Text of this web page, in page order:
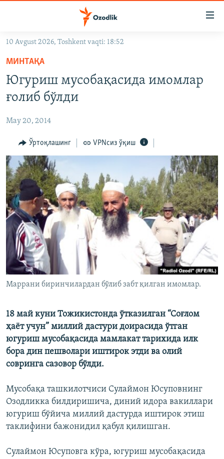
Асосий
навигацияга
ўтинг
Қидиришга
OZODARXIV
На русском
ИЖТИМОИЙ ТАРМОҚЛАР
Озодлик бошқа тилларда
10 Avgust 2026, Toshkent vaqti: 18:52
МИНТАҚА
Югуриш мусобақасида имомлар
ғолиб бўлди
May 20, 2014
Ўртоқлашинг VPNсиз ўқиш
Маррани биринчилардан бўлиб забт қилган имомлар.
18 май куни Тожикистонда ўтказилган “Соғлом
ҳаëт учун” миллий дастури доирасида ўтган
югуриш мусобақасида мамлакат тарихида илк
бора дин пешволари иштирок этди ва олий
совринга сазовор бўлди.
Мусобақа ташкилотчиси Сулаймон Юсуповнинг
Озодликка билдиришича, диний идора вакиллари
югуриш бўйича миллий дастурда иштирок этиш
таклифини бажонидил қабул қилишган.
Сулаймон Юсуповга кўра, югуриш мусобақасида